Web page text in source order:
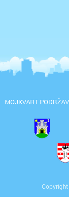
MOJKVART
Copyright